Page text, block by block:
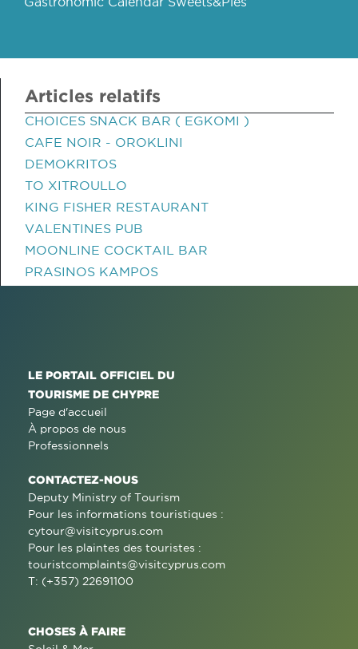
Articles relatifs
CHOICES SNACK BAR ( EGKOMI )
CAFE NOIR - OROKLINI
DEMOKRITOS
TO XITROULLO
KING FISHER RESTAURANT
VALENTINES PUB
MOONLINE COCKTAIL BAR
PRASINOS KAMPOS
LE PORTAIL OFFICIEL DU
TOURISME DE CHYPRE
Page d'accueil
À propos de nous
Professionnels
CONTACTEZ-NOUS
Deputy Ministry of Tourism
Pour les informations touristiques :
cytour@visitcyprus.com
Pour les plaintes des touristes :
touristcomplaints@visitcyprus.com
T: (+357) 22691100
CHOSES À FAIRE